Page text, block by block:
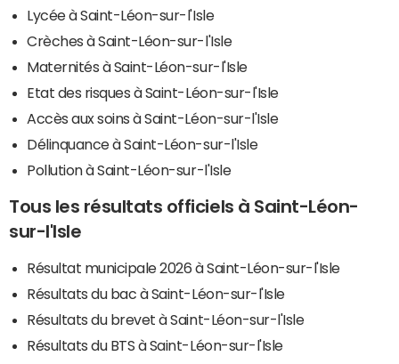
Lycée à Saint-Léon-sur-l'Isle
Crèches à Saint-Léon-sur-l'Isle
Maternités à Saint-Léon-sur-l'Isle
Etat des risques à Saint-Léon-sur-l'Isle
Accès aux soins à Saint-Léon-sur-l'Isle
Délinquance à Saint-Léon-sur-l'Isle
Pollution à Saint-Léon-sur-l'Isle
Tous les résultats officiels à Saint-Léon-
sur-l'Isle
Résultat municipale 2026 à Saint-Léon-sur-l'Isle
Résultats du bac à Saint-Léon-sur-l'Isle
Résultats du brevet à Saint-Léon-sur-l'Isle
Résultats du BTS à Saint-Léon-sur-l'Isle